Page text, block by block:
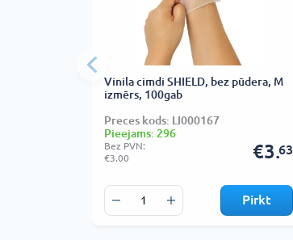
Vinila cimdi SHIELD, bez pūdera, M
izmērs, 100gab
Preces kods: LI000167
Pieejams: 296
Bez PVN:
€3.00
€3.63
Pirkt